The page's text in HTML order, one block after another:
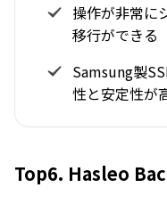
操作が非常に
移行ができる
Samsung製
性と安定性が
Top6. Hasleo